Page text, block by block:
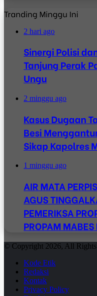
Tranding Minggu Ini
2 hari ago
Sinergi Polisi
Tanjung Perak
Ungu
2 minggu ago
Kasus Dugaan
Besi
Sikap Kapolres
1 minggu ago
AIR MATA
AGUS
PEMERIKSA
PROPAM MABES
© Copyright 2026, All
Kode Etik
Redaksi
Kontak
Privacy Policy